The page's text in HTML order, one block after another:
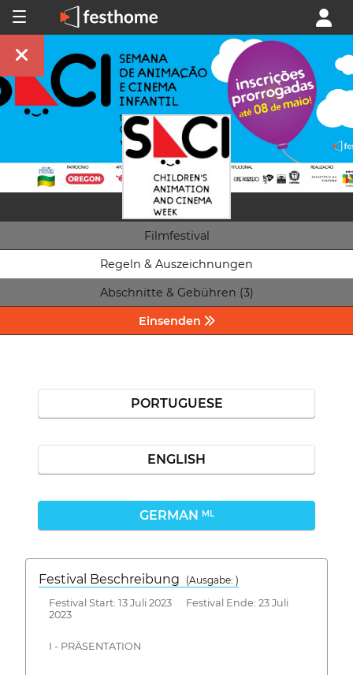
Filmfestival
Regeln & Auszeichnungen
Abschnitte & Gebühren (3)
Einsenden
PORTUGUESE
ENGLISH
GERMAN ML
Festival Beschreibung
(Ausgabe: )
Festival Start: 13 Juli 2023 Festival Ende: 23 Juli
2023
I - PRÄSENTATION